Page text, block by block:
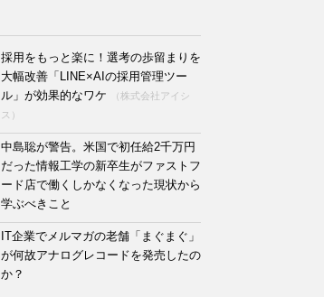
採用をもっと楽に！選考の歩留まりを
大幅改善「LINE×AIの採用管理ツー
ル」が効果的なワケ
（株式会社アイシ
ス）
中島聡が警告。米国で初任給2千万円
だった情報工学の新卒生がファストフ
ード店で働くしかなくなった現状から
学ぶべきこと
IT企業でメルマガの老舗「まぐまぐ」
が何故アナログレコードを発売したの
か？